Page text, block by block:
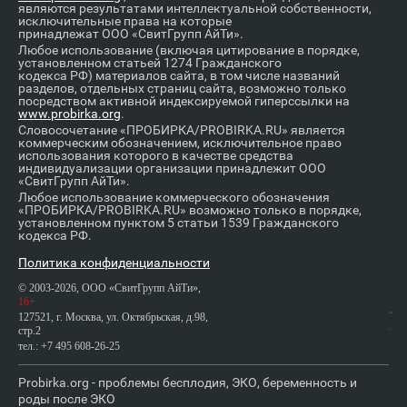
являются результатами интеллектуальной собственности,
исключительные права на которые
принадлежат ООО «СвитГрупп АйТи».
Любое использование (включая цитирование в порядке,
установленном статьей 1274 Гражданского
кодекса РФ) материалов сайта, в том числе названий
разделов, отдельных страниц сайта, возможно только
посредством активной индексируемой гиперссылки на
www.probirka.org.
Словосочетание «ПРОБИРКА/PROBIRKA.RU» является
коммерческим обозначением, исключительное право
использования которого в качестве средства
индивидуализации организации принадлежит ООО
«СвитГрупп АйТи».
Любое использование коммерческого обозначения
«ПРОБИРКА/PROBIRKA.RU» возможно только в порядке,
установленном пунктом 5 статьи 1539 Гражданского
кодекса РФ.
Политика конфиденциальности
© 2003-2026, ООО «СвитГрупп АйТи»,
16+
127521, г. Москва, ул. Октябрьская, д.98,
стр.2
тел.: +7 495 608-26-25
Probirka.org - проблемы бесплодия, ЭКО, беременность и
роды после ЭКО